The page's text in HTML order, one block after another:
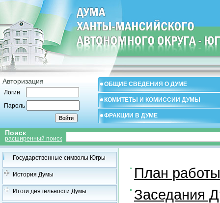
Авторизация
Логин
Пароль
ОБЩИЕ СВЕДЕНИЯ О ДУМЕ
КОМИТЕТЫ И КОМИССИИ ДУМЫ
ФРАКЦИИ В ДУМЕ
Поиск
расширенный поиск
Государственные символы Югры
История Думы
Итоги деятельности Думы
План
Заседания